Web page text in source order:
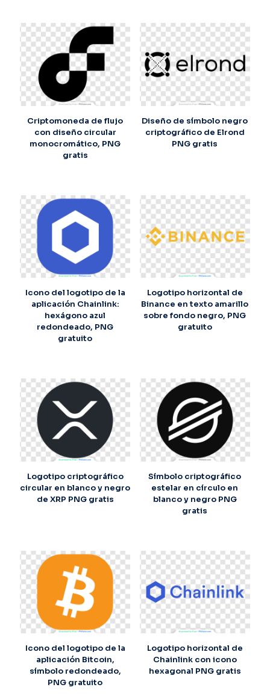
Criptomoneda de flujo
con diseño circular
monocromático, PNG
gratis
Diseño de símbolo negro
criptográfico de Elrond
PNG gratis
Icono del logotipo de la
aplicación Chainlink:
hexágono azul
redondeado, PNG
gratuito
Logotipo horizontal de
Binance en texto amarillo
sobre fondo negro, PNG
gratuito
Logotipo criptográfico
circular en blanco y negro
de XRP PNG gratis
Símbolo criptográfico
estelar en círculo en
blanco y negro PNG
gratis
Icono del logotipo de la
aplicación Bitcoin,
símbolo redondeado,
PNG gratuito
Logotipo horizontal de
Chainlink con icono
hexagonal PNG gratis